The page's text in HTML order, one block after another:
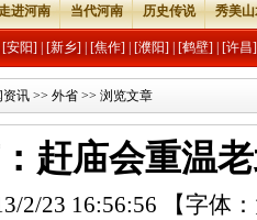
进河南 当代河南 历史传说 秀美
[安阳] [新乡] [焦作] [濮阳] [鹤壁] [许昌]
资讯 >> 外省 >> 浏览文章
赶庙会重温
2/23 16:56:56 【字体：